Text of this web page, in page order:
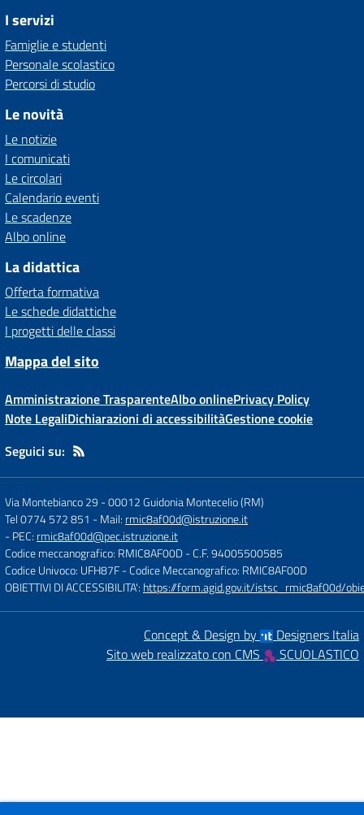
I servizi
Famiglie e studenti
Personale scolastico
Percorsi di studio
Le novità
Le notizie
I comunicati
Le circolari
Calendario eventi
Le scadenze
Albo online
La didattica
Offerta formativa
Le schede didattiche
I progetti delle classi
Mappa del sito
Amministrazione TrasparenteAlbo onlinePrivacy Policy
Note LegaliDichiarazioni di accessibilitàGestione cookie
Seguici su:
Via Montebianco 29 -00012 Guidonia Montecelio (RM)
Tel 0774 572 851 - Mail: rmic8af00d@istruzione.it
- PEC: rmic8af00d@pec.istruzione.it
Codice meccanografico: RMIC8AF00D- C.F. 94005500585
Codice Univoco: UFH87F- Codice Meccanografico: RMIC8AF00D
OBIETTIVI DI ACCESSIBILITA': https://form.agid.gov.it/istsc_rmic8af00d/
Concept & Design by
Designers Italia
Sito web realizzato con CMS
SCUOLASTICO